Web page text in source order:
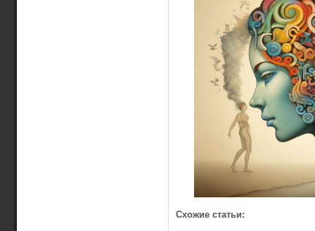
Схожие статьи: